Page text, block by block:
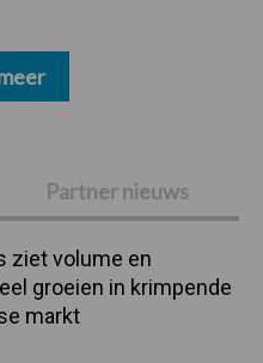
Partner nieuws
ziet volume en
groeien in krimpende
markt